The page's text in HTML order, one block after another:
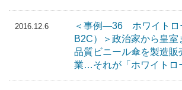
2016.12.6
＜事例―36 ホワイトロ
B2C）＞政治家から皇室
品質ビニール傘を製造販
業…それが「ホワイトロ